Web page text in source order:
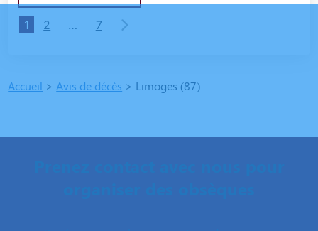
1 2 … 7
Accueil > Avis de décès > Limoges (87)